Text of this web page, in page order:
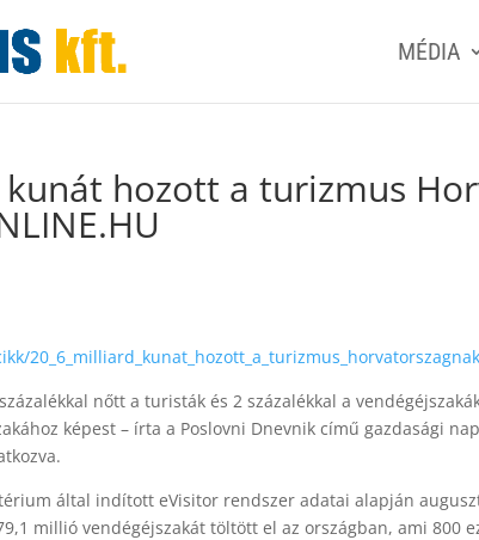
MÉDIA
hozott a turizmus
20_6_milliard_kunat_hozott_a_turizmus_horvatorszagnak
nőtt a turisták és 2 százalékkal a
képest – írta a Poslovni Dnevnik című gazdasági
által indított eVisitor rendszer adatai alapján
millió vendégéjszakát töltött el az országban, ami 800